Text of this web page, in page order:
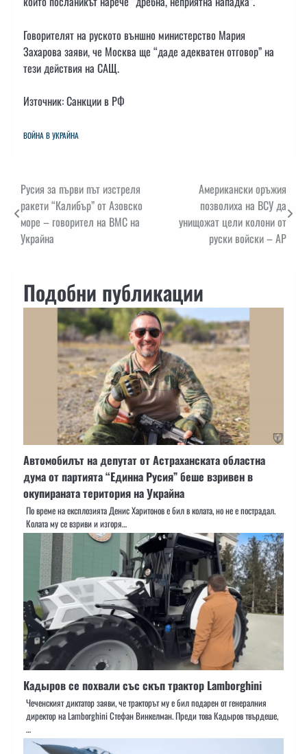
Говорителят на руското външно министерство Мария
Захарова заяви, че Москва ще “даде адекватен отговор” на
тези действия на САЩ.
Източник: Санкции в РФ
ВОЙНА В УКРАЙНА
Навигация
Русия за първи път изстреля
ракети “Калибър” от Азовско
море – говорител на ВМС на
Украйна
Американски оръжия
позволиха на ВСУ да
унищожат цели колони от
руски войски – AP
Подобни публикации
Автомобилът на депутат от Астраханската областна
дума от партията “Единна Русия” беше взривен в
окупираната територия на Украйна
По време на експлозията Денис Харитонов е бил в колата, но не е пострадал.
Колата му се взриви и изгоря…
Кадыров се похвали със скъп трактор Lamborghini
Чеченският диктатор заяви, че тракторът му е бил подарен от генералния
директор на Lamborghini Стефан Винкелман. Преди това Кадыров твърдеше,
…